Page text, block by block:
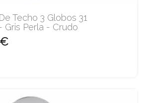
Techo 3 Globos 31
Gris Perla - Crudo